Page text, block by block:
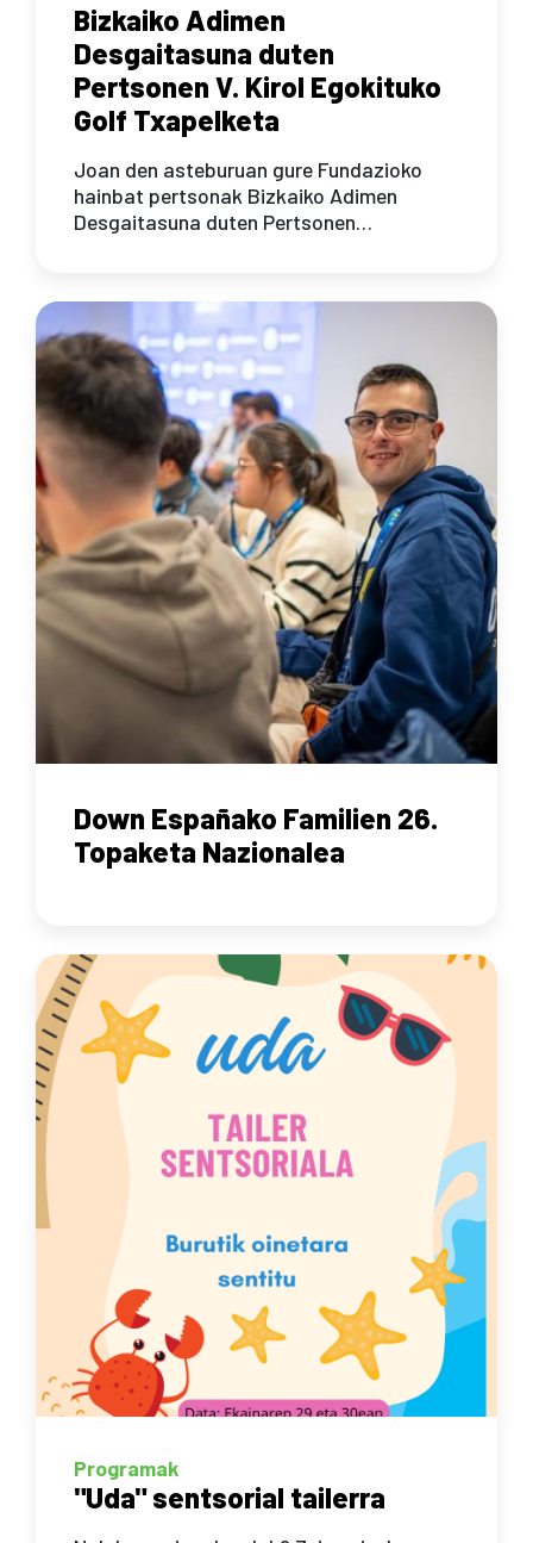
Bizkaiko Adimen
Desgaitasuna duten
Pertsonen V. Kirol Egokituko
Golf Txapelketa
Joan den asteburuan gure Fundazioko
hainbat pertsonak Bizkaiko Adimen
Desgaitasuna duten Pertsonen…
Down Españako Familien 26.
Topaketa Nazionalea
Programak
"Uda" sentsorial tailerra